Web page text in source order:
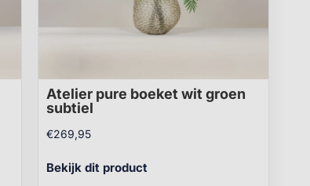
Atelier pure boeket wit groen
subtiel
€269,95
Bekijk dit product